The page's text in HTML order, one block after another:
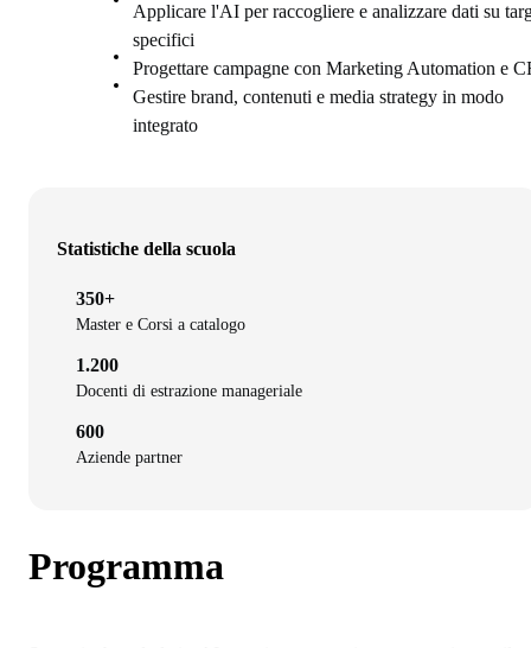
Applicare l'AI per raccogliere e analizzare dati su
specifici
Progettare campagne con Marketing Automation e
Gestire brand, contenuti e media strategy in modo
integrato
Statistiche della scuola
350+
Master e Corsi a catalogo
1.200
Docenti di estrazione manageriale
600
Aziende partner
Programma